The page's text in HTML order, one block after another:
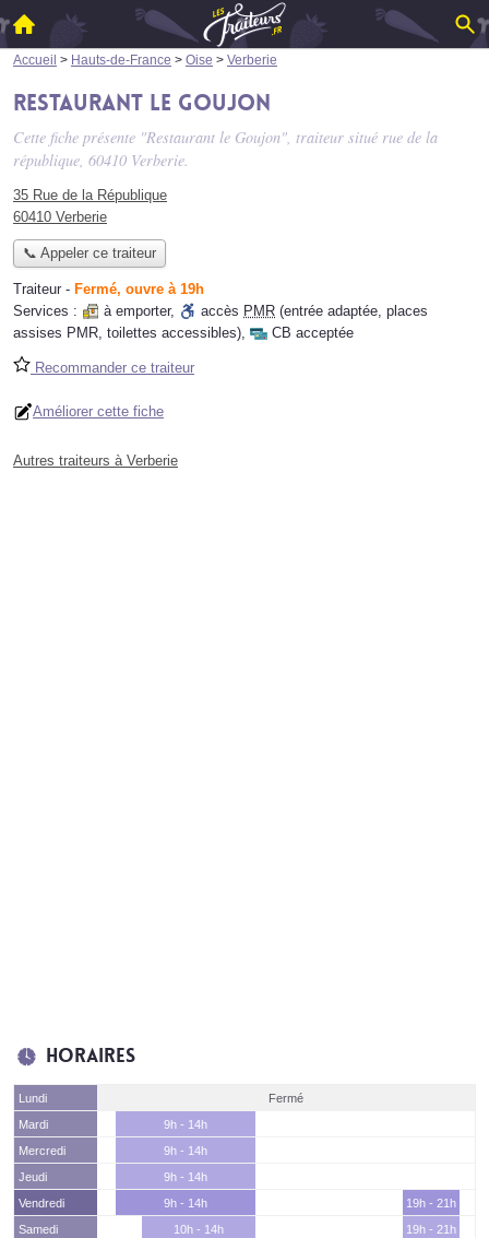
Accueil > Hauts-de-France > Oise > Verberie
Restaurant le Goujon
Cette fiche présente "Restaurant le Goujon", traiteur situé rue de la
république, 60410 Verberie.
35 Rue de la République
60410 Verberie
📞 Appeler ce traiteur
Traiteur - Fermé, ouvre à 19h
Services :
à emporter, accès PMR (entrée adaptée, places
assises PMR, toilettes accessibles), CB acceptée
Recommander ce traiteur
Améliorer cette fiche
Autres traiteurs à Verberie
Horaires
Lundi
Fermé
Mardi
9h - 14h
Mercredi
9h - 14h
Jeudi
9h - 14h
Vendredi
9h - 14h
19h - 21h
Samedi
10h - 14h
19h - 21h